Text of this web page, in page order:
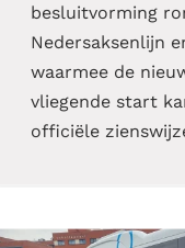
besluitvorming
Nedersaksenlijn
waarmee de
vliegende start
officiële